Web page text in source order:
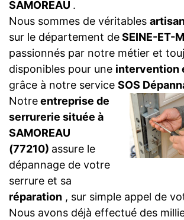
SAMOREAU .
Nous sommes de véritables
sur le département deSEINE-ET-
passionnés par notre métier et
disponibles pour une intervention
grâce à notre service SOS
Notreentreprise de
serrurerie située à
SAMOREAU
(77210) assure le
dépannage de votre
serrure et sa
réparation , sur simple appel de
Nous avons déjà effectué des